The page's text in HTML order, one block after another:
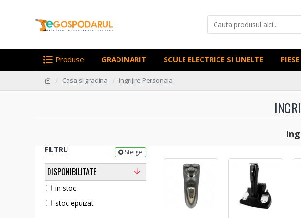
Produse GRADINARIT SCULE ELECTRICE SI UNELTE
Casa si gradina Ingrijire Personala
FILTRU Sterge
DISPONIBILITATE
in stoc
stoc epuizat